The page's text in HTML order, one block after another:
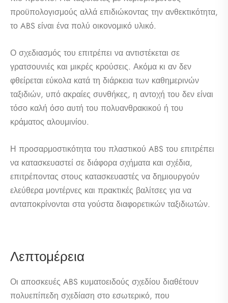
προϋπολογισμούς αλλά επιδιώκοντας την ανθεκτικότητα,
το ABS είναι ένα πολύ οικονομικό υλικό.
Ο σχεδιασμός του επιτρέπει να αντιστέκεται σε
γρατσουνιές και μικρές κρούσεις. Ακόμα κι αν δεν
φθείρεται εύκολα κατά τη διάρκεια των καθημερινών
ταξιδιών, υπό ακραίες συνθήκες, η αντοχή του δεν είναι
τόσο καλή όσο αυτή του πολυανθρακικού ή του
κράματος αλουμινίου.
Η προσαρμοστικότητα του πλαστικού ABS του επιτρέπει
να κατασκευαστεί σε διάφορα σχήματα και σχέδια,
επιτρέποντας στους κατασκευαστές να δημιουργούν
ελεύθερα μοντέρνες και πρακτικές βαλίτσες για να
ανταποκρίνονται στα γούστα διαφορετικών ταξιδιωτών.
Λεπτομέρεια
Οι αποσκευές ABS κυματοειδούς σχεδίου διαθέτουν
πολυεπίπεδη σχεδίαση στο εσωτερικό, που